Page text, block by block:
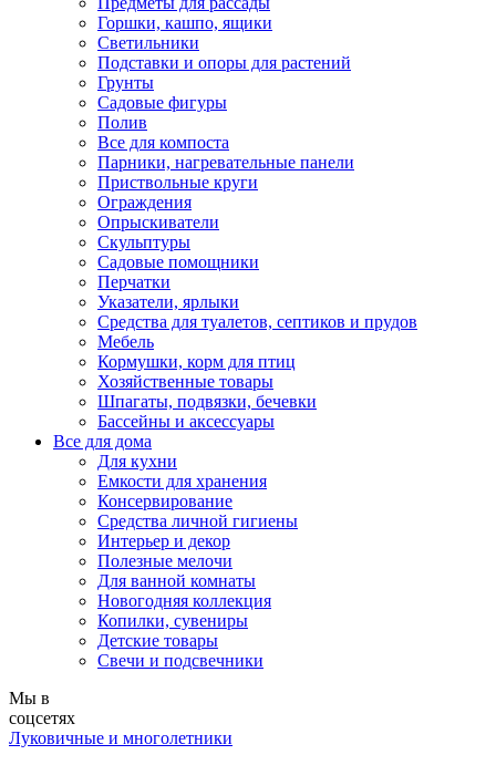
Горшки, кашпо, ящики
Светильники
Подставки и опоры для растений
Грунты
Садовые фигуры
Полив
Все для компоста
Парники, нагревательные панели
Приствольные круги
Ограждения
Опрыскиватели
Скульптуры
Садовые помощники
Перчатки
Указатели, ярлыки
Средства для туалетов, септиков и прудов
Мебель
Кормушки, корм для птиц
Хозяйственные товары
Шпагаты, подвязки, бечевки
Бассейны и аксессуары
Все для дома
Для кухни
Емкости для хранения
Консервирование
Средства личной гигиены
Интерьер и декор
Полезные мелочи
Для ванной комнаты
Новогодняя коллекция
Копилки, сувениры
Детские товары
Свечи и подсвечники
Мы в
соцсетях
Луковичные и многолетники